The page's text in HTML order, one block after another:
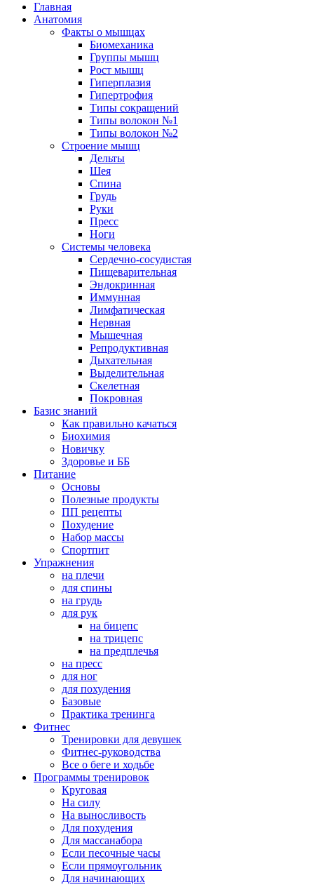
Главная
Анатомия
Факты о мышцах
Биомеханика
Группы мышц
Рост мышц
Гиперплазия
Гипертрофия
Типы сокращений
Типы волокон №1
Типы волокон №2
Строение мышц
Дельты
Шея
Спина
Грудь
Руки
Пресс
Ноги
Системы человека
Сердечно-сосудистая
Пищеварительная
Эндокринная
Иммунная
Лимфатическая
Нервная
Мышечная
Репродуктивная
Дыхательная
Выделительная
Скелетная
Покровная
Базис знаний
Как правильно качаться
Биохимия
Новичку
Здоровье и ББ
Питание
Основы
Полезные продукты
ПП рецепты
Похудение
Набор массы
Спортпит
Упражнения
на плечи
для спины
на грудь
для рук
на бицепс
на трицепс
на предплечья
на пресс
для ног
для похудения
Базовые
Практика тренинга
Фитнес
Тренировки для девушек
Фитнес-руководства
Все о беге и ходьбе
Программы тренировок
Круговая
На силу
На выносливость
Для похудения
Для массанабора
Если песочные часы
Если прямоугольник
Для начинающих